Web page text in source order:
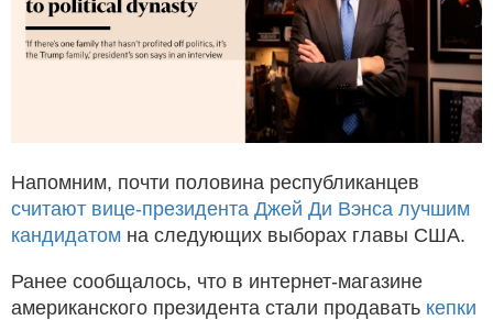
Напомним, почти половина республиканцев
считают вице-президента Джей Ди Вэнса лучшим
кандидатом на следующих выборах главы США.
Ранее сообщалось, что в интернет-магазине
американского президента стали продавать кепки